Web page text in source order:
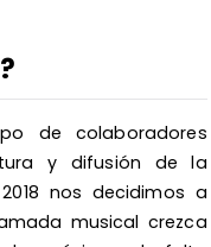
de colaboradores
y difusión de la
nos decidimos a
musical crezca